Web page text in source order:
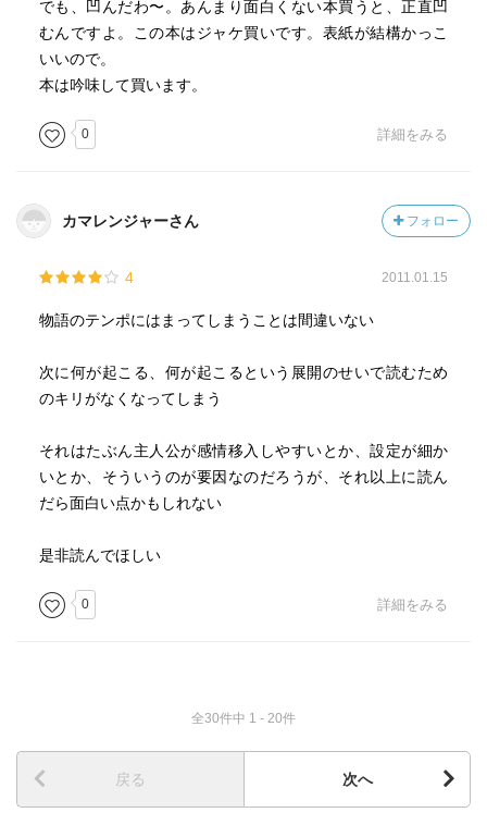
でも、凹んだわ〜。あんまり面白くない本買うと、正直凹
むんですよ。この本はジャケ買いです。表紙が結構かっこ
いいので。
本は吟味して買います。
0 詳細をみる
カマレンジャーさん フォロー
4 2011.01.15
物語のテンポにはまってしまうことは間違いない
次に何が起こる、何が起こるという展開のせいで読むため
のキリがなくなってしまう
それはたぶん主人公が感情移入しやすいとか、設定が細か
いとか、そういうのが要因なのだろうが、それ以上に読ん
だら面白い点かもしれない
是非読んでほしい
0 詳細をみる
全30件中 1 - 20件
戻る 次へ